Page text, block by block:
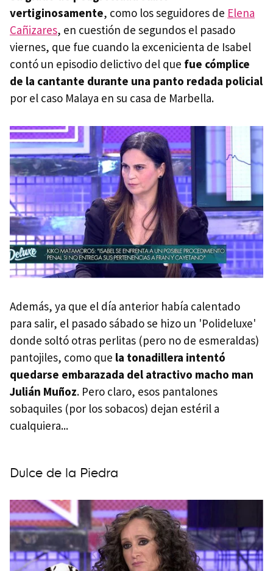
vertiginosamente, como los seguidores de Elena
Cañizares, en cuestión de segundos el pasado
viernes, que fue cuando la excenicienta de Isabel
contó un episodio delictivo del que fue cómplice
de la cantante durante una panto redada policial
por el caso Malaya en su casa de Marbella.
Además, ya que el día anterior había calentado
para salir, el pasado sábado se hizo un 'Polideluxe'
donde soltó otras perlitas (pero no de esmeraldas)
pantojiles, como que la tonadillera intentó
quedarse embarazada del atractivo macho man
Julián Muñoz. Pero claro, esos pantalones
sobaquiles (por los sobacos) dejan estéril a
cualquiera...
Dulce de la Piedra